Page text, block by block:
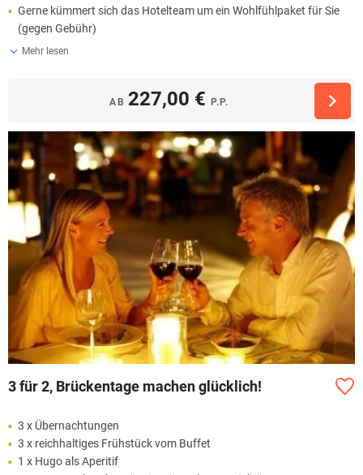
Gerne kümmert sich das Hotelteam um ein Wohlfühlpaket für Sie
(gegen Gebühr)
Mehr lesen
AB 227,00 € P.P.
3 für 2, Brückentage machen glücklich!
3 x Übernachtungen
3 x reichhaltiges Frühstück vom Buffet
1 x Hugo als Aperitif